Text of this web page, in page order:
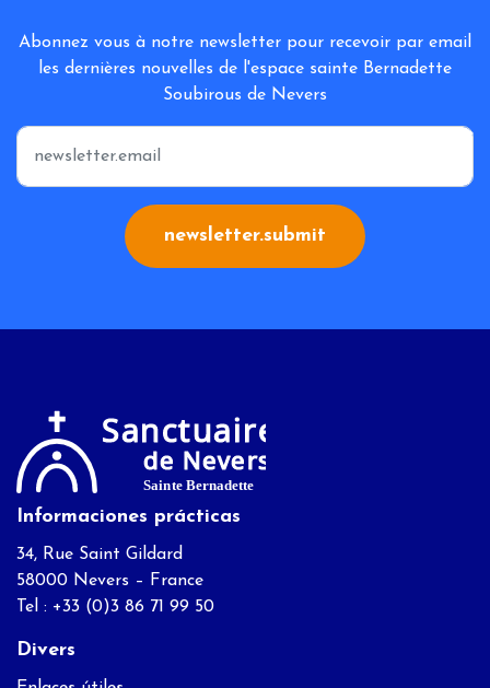
Abonnez vous à notre newsletter pour recevoir par email
les dernières nouvelles de l'espace sainte Bernadette
Soubirous de Nevers
*
newsletter.submit
Informaciones prácticas
34, Rue Saint Gildard
58000 Nevers – France
Tel : +33 (0)3 86 71 99 50
Divers